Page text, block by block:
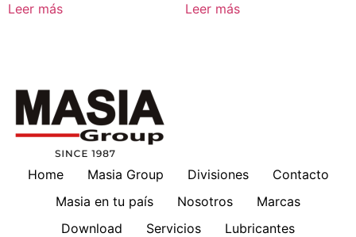
Leer más Leer más
Home Masia Group Divisiones
Contacto
Masia en tu país
Nosotros
Marcas
Download
Servicios
Lubricantes